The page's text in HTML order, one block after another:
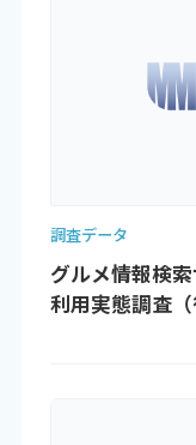
調査データ
グルメ情報検
利用実態調査（